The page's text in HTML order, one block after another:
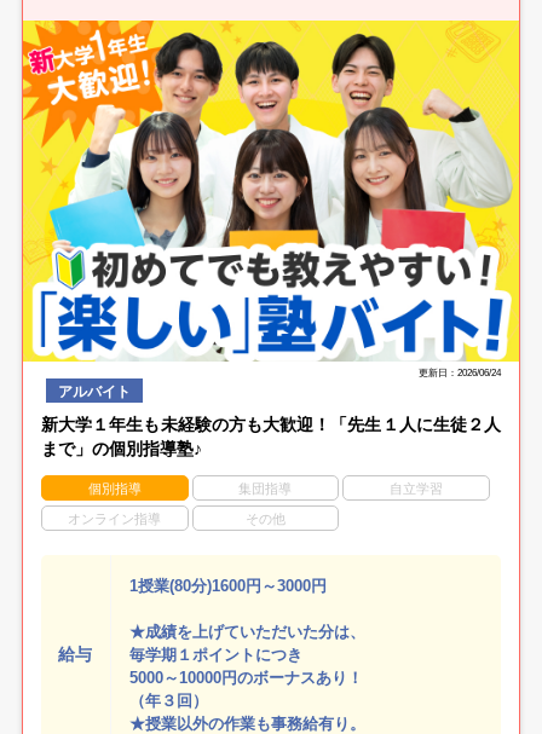
更新日：2026/06/24
アルバイト
新大学１年生も未経験の方も大歓迎！「先生１人に生徒２人
まで」の個別指導塾♪
個別指導 集団指導 自立学習
オンライン指導 その他
給与
1授業(80分)1600円～3000円
★成績を上げていただいた分は、
毎学期１ポイントにつき
5000～10000円のボーナスあり！
（年３回）
★授業以外の作業も事務給有り。